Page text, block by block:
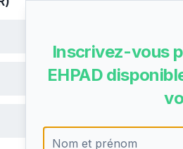
13.20€/jour
Inscrivez-vous
EHPAD